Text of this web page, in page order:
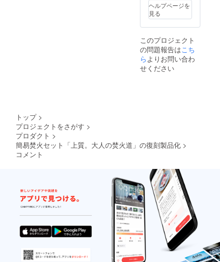
ヘルプページを
見る
このプロジェクト
の問題報告はこち
ら よりお問い合わ
せください
トップ >
プロジェクトをさがす >
プロダクト >
簡易焚火セット「上質。大人の焚火道」の復刻製品化 >
コメント